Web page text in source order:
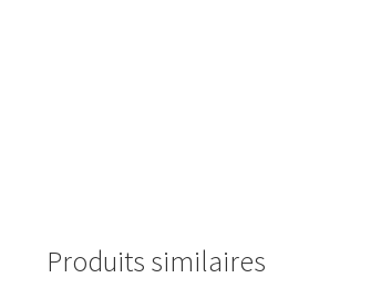
Produits similaires